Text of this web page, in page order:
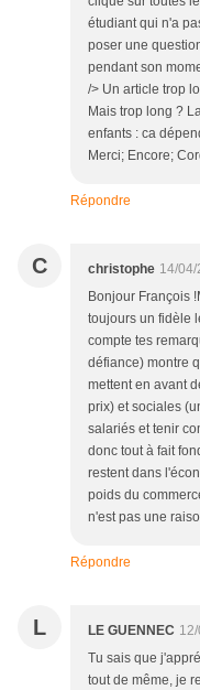
étudiant qui n'a
poser une
pendant son
/> Un article trop
Mais trop long ?
enfants : ca
Merci; Encore;
Répondre
C christophe 14/
Bonjour François
toujours un fidèle
compte tes
défiance) montre
mettent en avant
prix) et sociales
salariés et tenir
donc tout à fait
restent dans
poids du
n'est pas une
Répondre
L LE GUENNEC
Tu sais que
tout de même, je